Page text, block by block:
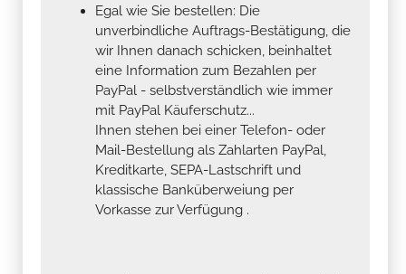
Egal wie Sie bestellen: Die
unverbindliche Auftrags-Bestätigung, die
wir Ihnen danach schicken, beinhaltet
eine Information zum Bezahlen per
PayPal - selbstverständlich wie immer
mit PayPal Käuferschutz...
Ihnen stehen bei einer Telefon- oder
Mail-Bestellung als Zahlarten PayPal,
Kreditkarte, SEPA-Lastschrift und
klassische Banküberweiung per
Vorkasse zur Verfügung .